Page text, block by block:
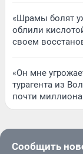
«Шрамы болят
облили
своем
«Он мне
турагента из
почти миллиона
Сообщить